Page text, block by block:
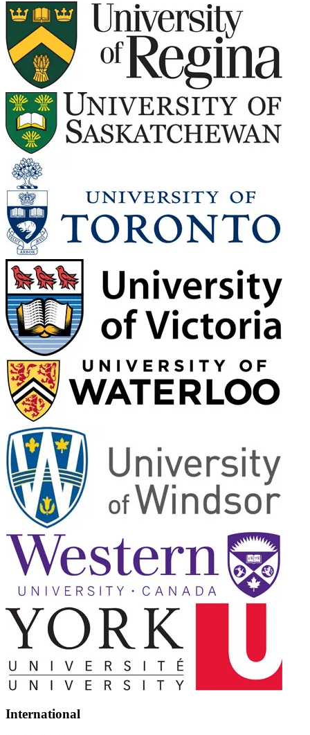
International